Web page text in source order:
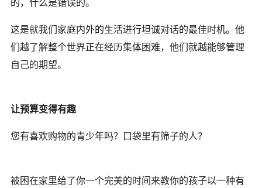
的，什么是错误的。
这是就我们家庭内外的生活进行坦诚对话的最佳时机。他
们越了解整个世界正在经历集体困难，他们就越能够管理
自己的期望。
让预算变得有趣
您有喜欢购物的青少年吗？口袋里有筛子的人？
被困在家里给了你一个完美的时间来教你的孩子以一种有